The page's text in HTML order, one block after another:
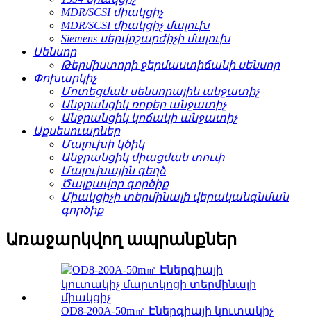
MDR/SCSI միակցիչ
MDR/SCSI միակցիչ մալուխ
Siemens սերվոշարժիչի մալուխ
Սենսոր
Թերմիստորի ջերմաստիճանի սենսոր
Փոխարկիչ
Մոտեցման սենսորային անջատիչ
Անջրանցիկ ռոքեր անջատիչ
Անջրանցիկ կոճակի անջատիչ
Աքսեսուարներ
Մալուխի կծիկ
Անջրանցիկ միացման տուփ
Մալուխային գեղձ
Ծալքավոր գործիք
Միակցիչի տերմինալի վերականգնման
գործիք
Առաջարկվող ապրանքներ
OD8-200A-50m㎡ Էներգիայի կուտակիչ